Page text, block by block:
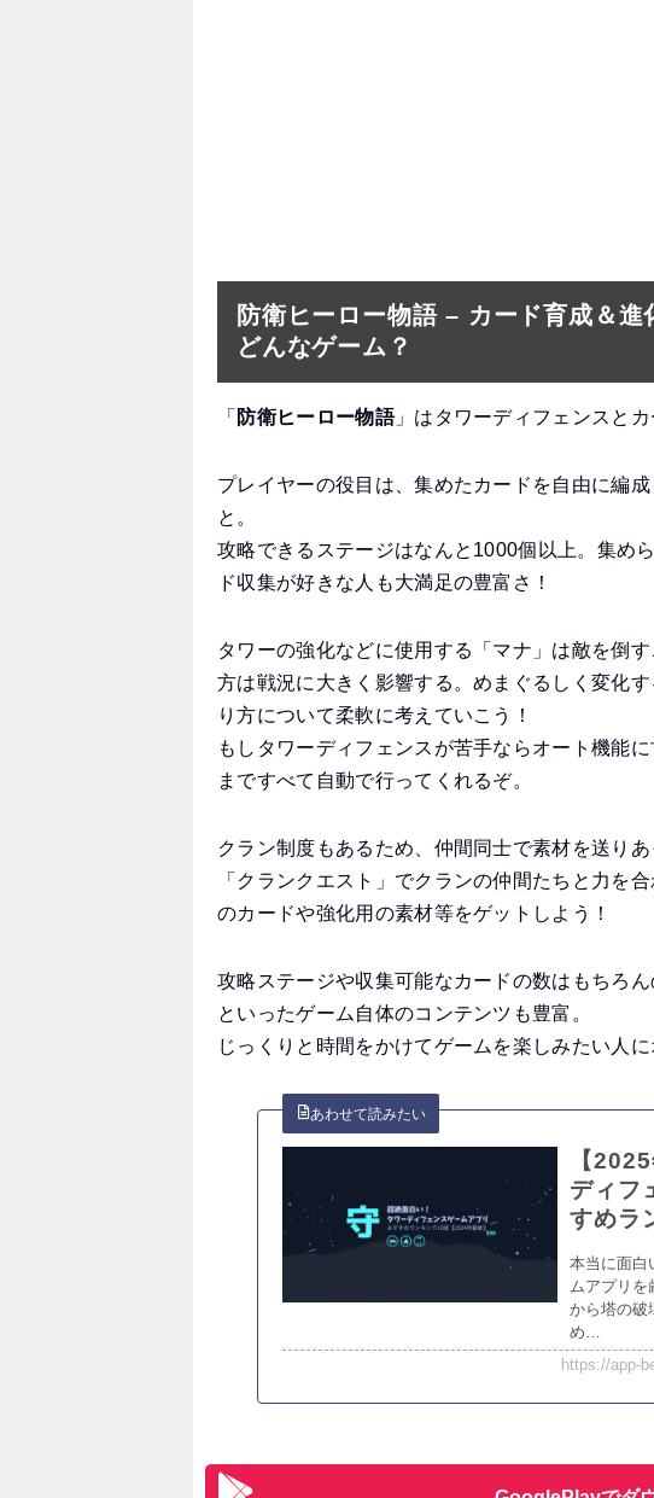
防衛ヒーロー物語 – カード育成＆
どんなゲーム？
「 防衛ヒーロー物語」はタワーディフェンスと
プレイヤーの役目は、集めたカードを自由に編
と。
攻略できるステージはなんと1000個以上。集め
ド収集が好きな人も大満足の豊富さ！
タワーの強化などに使用する「マナ」は敵を倒
方は戦況に大きく影響する。めまぐるしく変化
り方について柔軟に考えていこう！
もしタワーディフェンスが苦手ならオート機能
まですべて自動で行ってくれるぞ。
クラン制度もあるため、仲間同士で素材を送り
「クランクエスト」でクランの仲間たちと力を
のカードや強化用の素材等をゲットしよう！
攻略ステージや収集可能なカードの数はもちろ
といったゲーム自体のコンテンツも豊富。
じっくりと時間をかけてゲームを楽しみたい人に
【
ディフ
すめラ
本当に面白
ムアプリを
から塔の破
め…
https://app-